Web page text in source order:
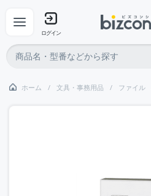
ログイン
ホーム 文具・事務用品 ファイル